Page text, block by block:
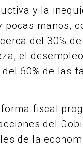
y la
manos,
del 30%
el
60% de las
fiscal
del
de la